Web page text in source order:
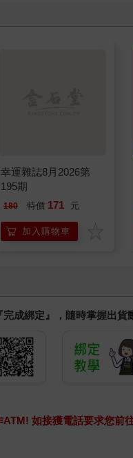
哆啦A夢Supercard悠
遊卡-偷看一下【受託
代銷】
特價 150 元
加入購物車